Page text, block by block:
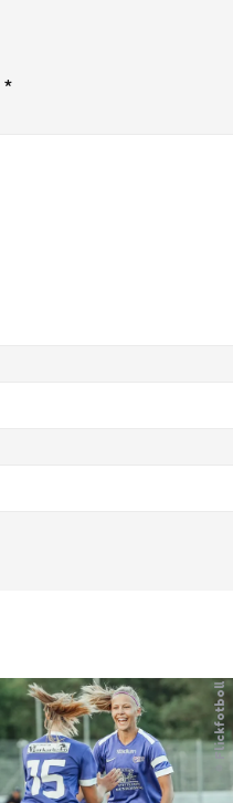
*
Flickfotboll